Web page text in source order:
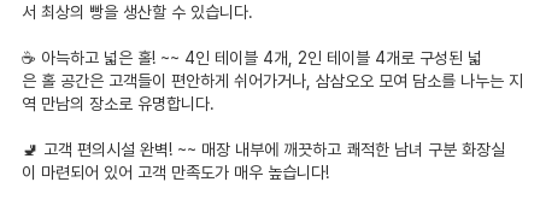
서 최상의 빵을 생산할 수 있습니다.
☕ 아늑하고 넓은 홀! ~~ 4인 테이블 4개, 2인 테이블 4개로 구성된 넓
은 홀 공간은 고객들이 편안하게 쉬어가거나, 삼삼오오 모여 담소를 나누는 지
역 만남의 장소로 유명합니다.
🚽 고객 편의시설 완벽! ~~ 매장 내부에 깨끗하고 쾌적한 남녀 구분 화장실
이 마련되어 있어 고객 만족도가 매우 높습니다!